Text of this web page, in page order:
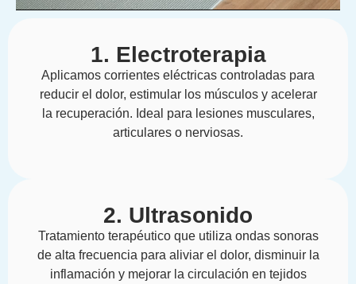
1. Electroterapia
Aplicamos corrientes eléctricas controladas para
reducir el dolor, estimular los músculos y acelerar
la recuperación. Ideal para lesiones musculares,
articulares o nerviosas.
2. Ultrasonido
Tratamiento terapéutico que utiliza ondas sonoras
de alta frecuencia para aliviar el dolor, disminuir la
inflamación y mejorar la circulación en tejidos